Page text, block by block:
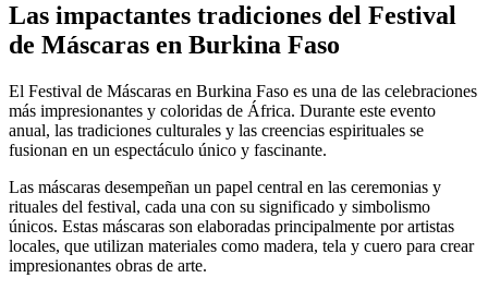
Las impactantes tradiciones del Festival
de Máscaras en Burkina Faso
El Festival de Máscaras en Burkina Faso es una de las celebraciones
más impresionantes y coloridas de África. Durante este evento
anual, las tradiciones culturales y las creencias espirituales se
fusionan en un espectáculo único y fascinante.
Las máscaras desempeñan un papel central en las ceremonias y
rituales del festival, cada una con su significado y simbolismo
únicos. Estas máscaras son elaboradas principalmente por artistas
locales, que utilizan materiales como madera, tela y cuero para crear
impresionantes obras de arte.